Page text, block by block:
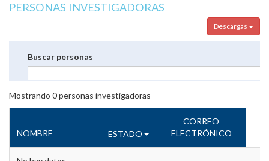
PERSONAS INVESTIGADORAS
Descargas
Buscar personas
Mostrando 0personas investigadoras
NOMBRE ESTADO
CORREO
ELECTRÓNICO